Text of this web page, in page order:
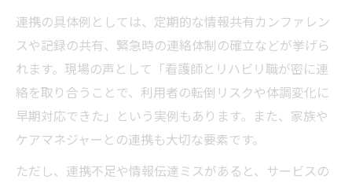
連携の具体例としては、定期的な情報共有カンファレン
スや記録の共有、緊急時の連絡体制の確立などが挙げら
れます。現場の声として「看護師とリハビリ職が密に連
絡を取り合うことで、利用者の転倒リスクや体調変化に
早期対応できた」という実例もあります。また、家族や
ケアマネジャーとの連携も大切な要素です。
ただし、連携不足や情報伝達ミスがあると、サービスの